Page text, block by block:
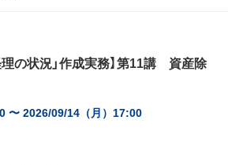
理の状況」作成実務】第11講 資産除
〜 2026/09/14（月）17:00